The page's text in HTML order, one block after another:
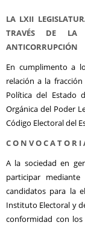
LA LXII
TRAVÉS DE LA
ANTICORRUPCIÓN
En cumplimento a
relación a la
Política del Estado
Orgánica del Poder
Código Electoral del
C O N V O C A T O R I
A la sociedad en
participar
candidatos para la
Instituto Electoral y
conformidad con